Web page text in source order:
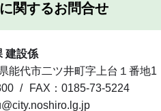
関するお問合せ
建設係
能代市二ツ井町字上台１番地1
FAX：0185-73-5224